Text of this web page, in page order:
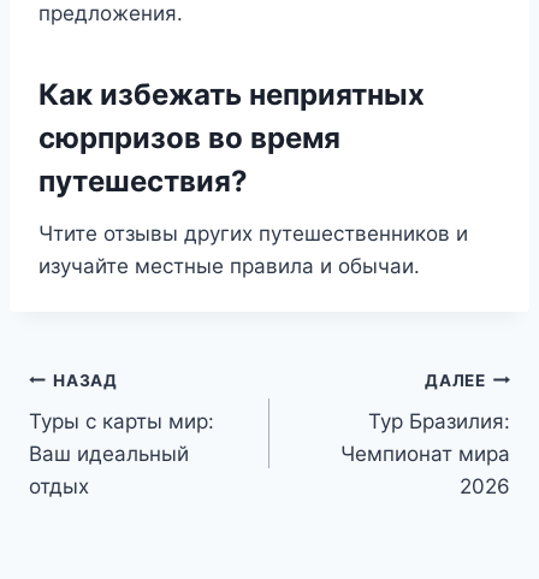
предложения.
Как избежать неприятных
сюрпризов во время
путешествия?
Чтите отзывы других путешественников и
изучайте местные правила и обычаи.
Навигация
по
записям
НАЗАД
Туры с карты мир:
Ваш идеальный
отдых
ДАЛЕЕ
Тур Бразилия:
Чемпионат мира
2026